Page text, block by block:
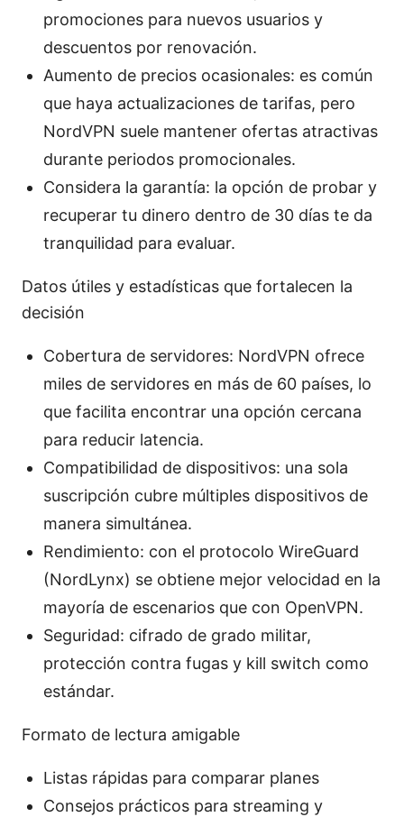
promociones para nuevos usuarios y
descuentos por renovación.
Aumento de precios ocasionales: es común
que haya actualizaciones de tarifas, pero
NordVPN suele mantener ofertas atractivas
durante periodos promocionales.
Considera la garantía: la opción de probar y
recuperar tu dinero dentro de 30 días te da
tranquilidad para evaluar.
Datos útiles y estadísticas que fortalecen la
decisión
Cobertura de servidores: NordVPN ofrece
miles de servidores en más de 60 países, lo
que facilita encontrar una opción cercana
para reducir latencia.
Compatibilidad de dispositivos: una sola
suscripción cubre múltiples dispositivos de
manera simultánea.
Rendimiento: con el protocolo WireGuard
(NordLynx) se obtiene mejor velocidad en la
mayoría de escenarios que con OpenVPN.
Seguridad: cifrado de grado militar,
protección contra fugas y kill switch como
estándar.
Formato de lectura amigable
Listas rápidas para comparar planes
Consejos prácticos para streaming y